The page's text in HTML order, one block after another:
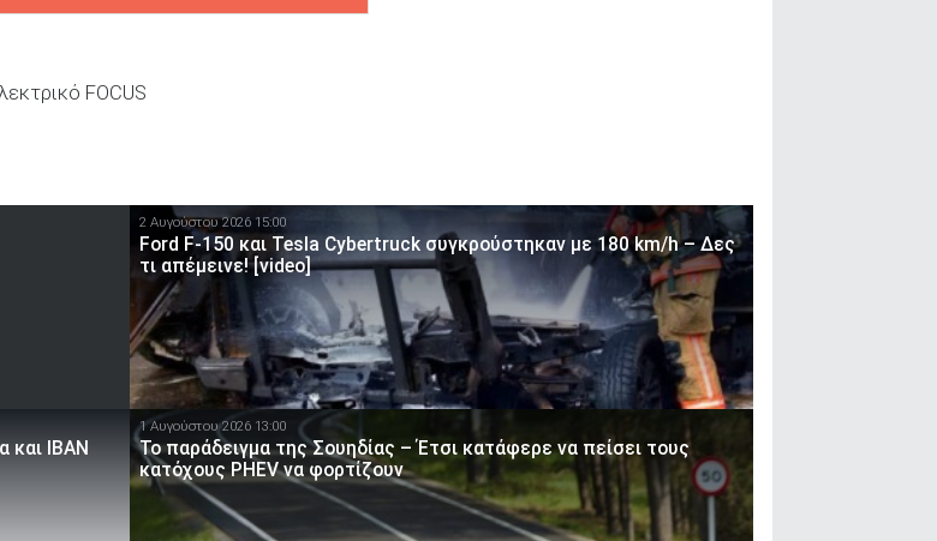
FOCUS
2 Αυγούστου 2026 15:00
Ford F-150 και Tesla Cybertruck συγκρούστηκαν με 180 km/h – Δες
τι απέμεινε! [video]
IBAN
1 Αυγούστου 2026 13:00
Το παράδειγμα της Σουηδίας – Έτσι κατάφερε να πείσει τους
κατόχους PHEV να φορτίζουν